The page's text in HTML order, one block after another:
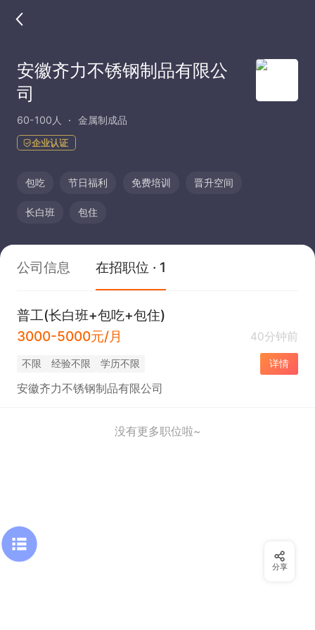
安徽齐力不锈钢制品有限公
司
60-100人 金属制成品
企业认证
包吃 节日福利 免费培训 晋升空间
长白班 包住
公司信息 在招职位 · 1
普工(长白班+包吃+包住)
3000-5000元/月
40分钟前
不限 经验不限 学历不限 详情
安徽齐力不锈钢制品有限公司
没有更多职位啦~
分享